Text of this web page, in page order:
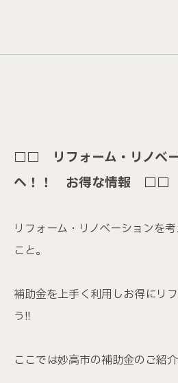
□□ リフォーム・リノベ
へ！！ お得な情報 □□
リフォーム・リノベーションを
こと。
補助金を上手く利用しお得にリ
う!!
ここでは妙高市の補助金のご紹介